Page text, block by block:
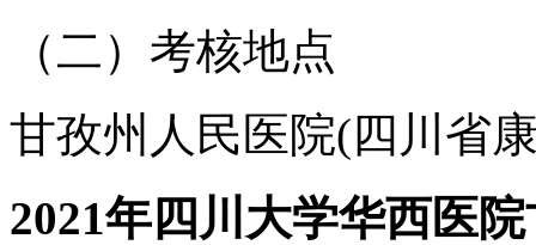
（二）考核地点
甘孜州人民医院(四川省
2021年四川大学华西医